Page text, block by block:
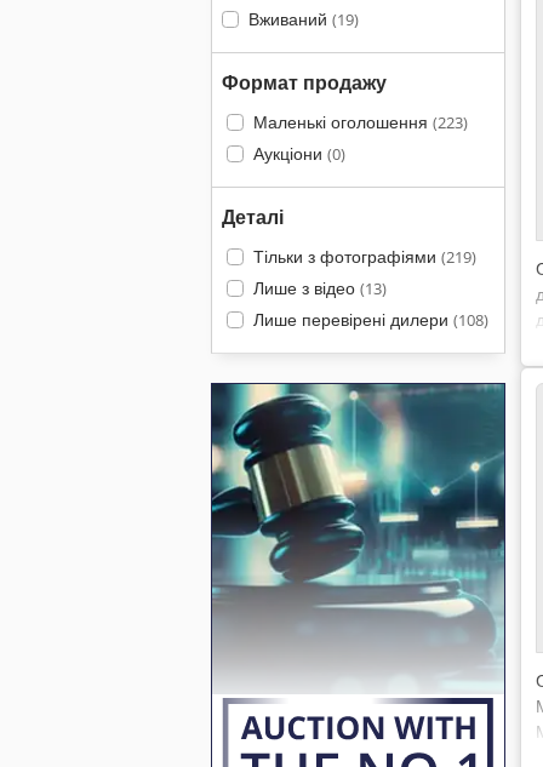
Вживаний (19)
Формат продажу
Маленькі оголошення (223)
Аукціони (0)
Деталі
Тільки з фотографіями (219)
Лише з відео (13)
Лише перевірені дилери (108)